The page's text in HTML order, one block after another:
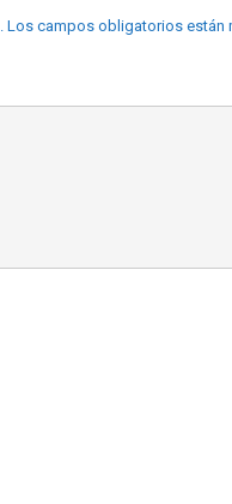
Los campos obligatorios están